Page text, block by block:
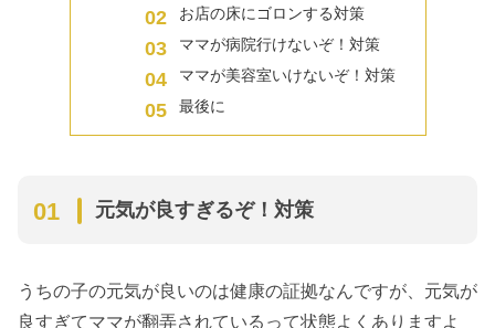
お店の床にゴロンする対策
ママが病院行けないぞ！対策
ママが美容室いけないぞ！対策
最後に
元気が良すぎるぞ！対策
うちの子の元気が良いのは健康の証拠なんですが、元気が
良すぎてママが翻弄されているって状態よくありますよ